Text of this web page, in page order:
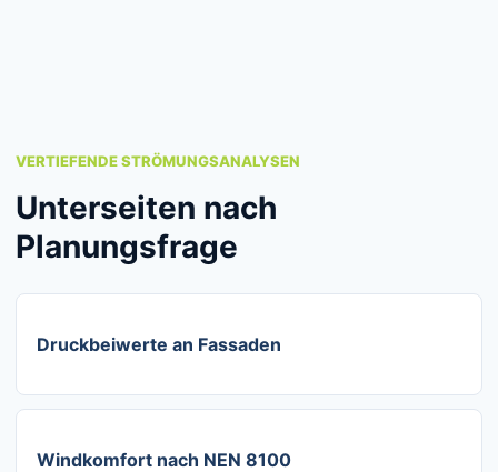
VERTIEFENDE STRÖMUNGSANALYSEN
Unterseiten nach
Planungsfrage
Druckbeiwerte an Fassaden
Windkomfort nach NEN 8100